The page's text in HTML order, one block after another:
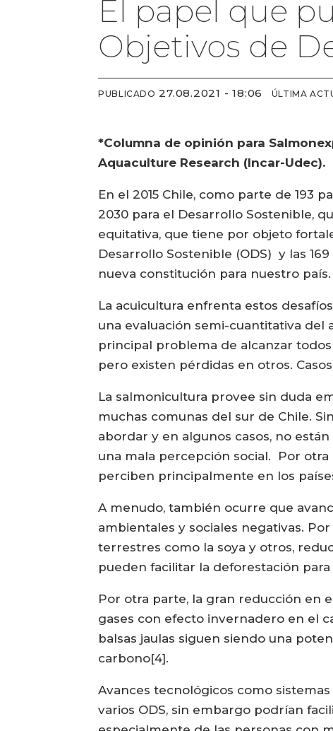
El papel que
Objetivos de
PUBLICADO 27.08.2021 - 18:06 ÚLTIMA
*Columna de opinión para
Aquaculture Research (Incar-Udec).
En el 2015 Chile, como parte de 193
2030 para el Desarrollo Sostenible,
equitativa, que tiene por objeto
Desarrollo Sostenible (ODS) y las
nueva constitución para nuestro país.
La acuicultura enfrenta estos
una evaluación semi-cuantitativa del
principal problema de alcanzar todos
pero existen pérdidas en otros.
La salmonicultura provee sin duda
muchas comunas del sur de Chile.
abordar y en algunos casos, no
una mala percepción social. Por
perciben principalmente en los
A menudo, también ocurre que
ambientales y sociales negativas.
terrestres como la soya y otros,
pueden facilitar la deforestación
Por otra parte, la gran reducción en
gases con efecto invernadero en el
balsas jaulas siguen siendo una
carbono[4].
Avances tecnológicos como
varios ODS, sin embargo podrían